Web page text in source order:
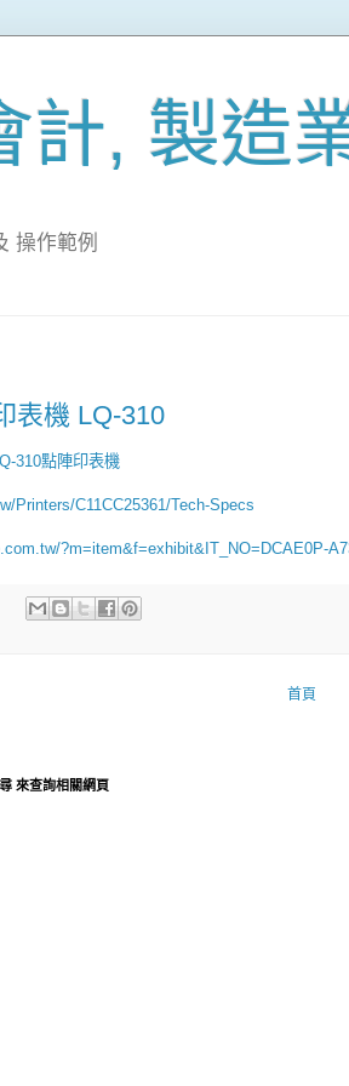
計, 製造
操作範例
表機 LQ-310
310點陣印表機
Printers/C11CC25361/Tech-Specs
?m=item&f=exhibit&IT_NO=DCAE0P-
首頁
來查詢相關網頁